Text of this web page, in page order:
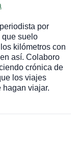
por
que suelo
kilómetros con
así. Colaboro
crónica de
los viajes
hagan viajar.